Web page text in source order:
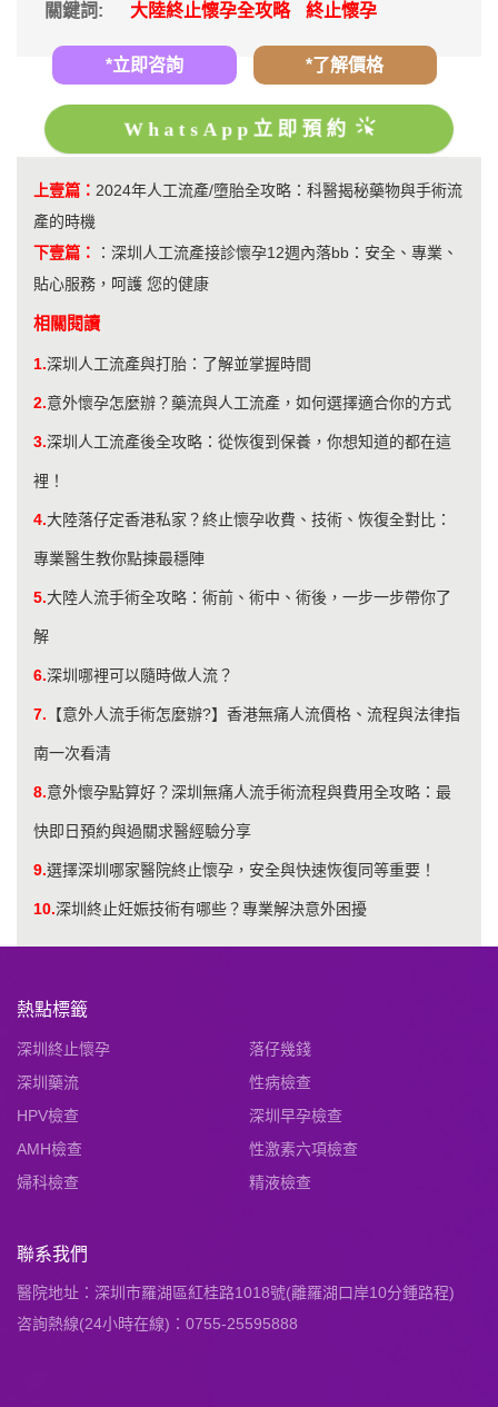
關鍵詞:
大陸終止懷孕全攻略 終止懷孕
*立即咨詢 *了解價格
WhatsApp立即預約
上壹篇： 2024年人工流產/墮胎全攻略：科醫揭秘藥物與手術流
產的時機
下壹篇：
： 深圳人工流產接診懷孕12週內落bb：安全、專業、
貼心服務，呵護 您的健康
相關閱讀
1.深圳人工流產與打胎：了解並掌握時間
2.意外懷孕怎麼辦？藥流與人工流產，如何選擇適合你的方式
3.深圳人工流產後全攻略：從恢復到保養，你想知道的都在這
裡！
4.大陸落仔定香港私家？終止懷孕收費、技術、恢復全對比：
專業醫生教你點揀最穩陣
5.大陸人流手術全攻略：術前、術中、術後，一步一步帶你了
解
6.深圳哪裡可以隨時做人流？
7. 【意外人流手術怎麼辦?】香港無痛人流價格、流程與法律指
南一次看清
8.意外懷孕點算好？深圳無痛人流手術流程與費用全攻略：最
快即日預約與過關求醫經驗分享
9.選擇深圳哪家醫院終止懷孕，安全與快速恢復同等重要！
10.深圳終止妊娠技術有哪些？專業解決意外困擾
熱點標籤
深圳終止懷孕
落仔幾錢
深圳藥流
性病檢查
HPV檢查
深圳早孕檢查
AMH檢查
性激素六項檢查
婦科檢查
精液檢查
聯系我們
醫院地址：深圳市羅湖區紅桂路1018號(離羅湖口岸10分鍾路程)
咨詢熱線(24小時在線)：0755-25595888